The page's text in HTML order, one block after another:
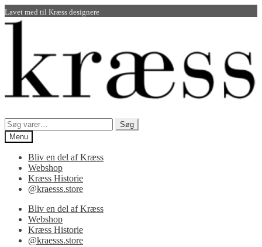
Lavet med til Kræss designere
Spring
Spring
Søg
efter:
Søg
Menu
Bliv en del af Kræss
Webshop
Kræss Historie
@kraesss.store
Bliv en del af Kræss
Webshop
Kræss Historie
@kraesss.store